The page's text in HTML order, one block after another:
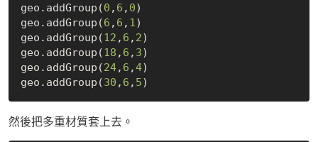
geo.addGroup(0 , 6 , 0)
geo.addGroup(6 , 6 , 1)
geo.addGroup(12 , 6 , 2)
geo.addGroup(18 , 6 , 3)
geo.addGroup(24, 6 ,4)
geo.addGroup(30 , 6 , 5
然後把多重材質套上去。